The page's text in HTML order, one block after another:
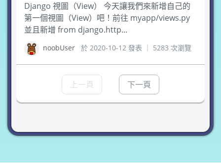
Django 視圖（View） 今天讓我們來新增自己的
第一個視圖（View）吧！前往 myapp/views.py
並且新增 from django.http...
noobUser 於 2020-10-12 發表 ｜ 5283 次瀏覽
上一頁 下一頁